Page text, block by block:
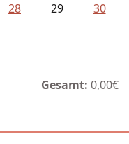
28 29
30
Gesamt: 0,00€